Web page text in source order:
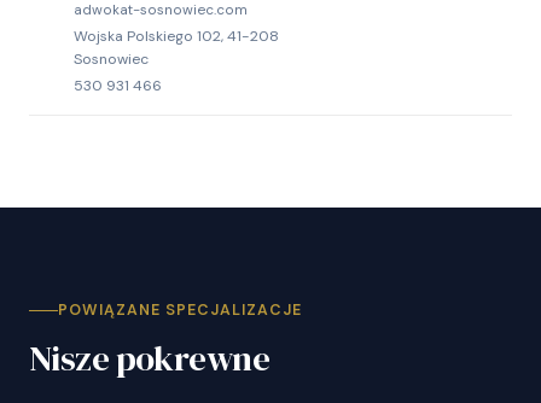
adwokat-sosnowiec.com
Wojska Polskiego 102, 41-208
Sosnowiec
530 931 466
POWIĄZANE SPECJALIZACJE
Nisze pokrewne